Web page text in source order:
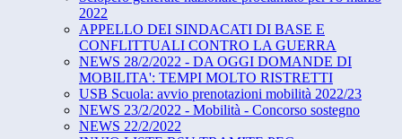
2022
APPELLO DEI SINDACATI DI BASE E
CONFLITTUALI CONTRO LA GUERRA
NEWS 28/2/2022 - DA OGGI DOMANDE DI
MOBILITA': TEMPI MOLTO RISTRETTI
USB Scuola: avvio prenotazioni mobilità 2022/23
NEWS 23/2/2022 - Mobilità - Concorso sostegno
NEWS 22/2/2022